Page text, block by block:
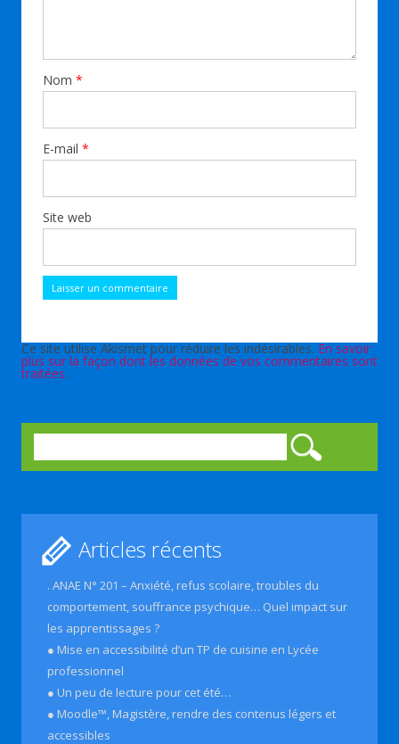
Nom *
E-mail *
Site web
Ce site utilise Akismet pour réduire les indésirables.En savoir
plus sur la façon dont les données de vos commentaires sont
traitées.
Articles récents
. ANAE N° 201 – Anxiété, refus scolaire, troubles du
comportement, souffrance psychique… Quel impact sur
les apprentissages ?
● Mise en accessibilité d’un TP de cuisine en Lycée
professionnel
● Un peu de lecture pour cet été…
● Moodle™, Magistère, rendre des contenus légers et
accessibles